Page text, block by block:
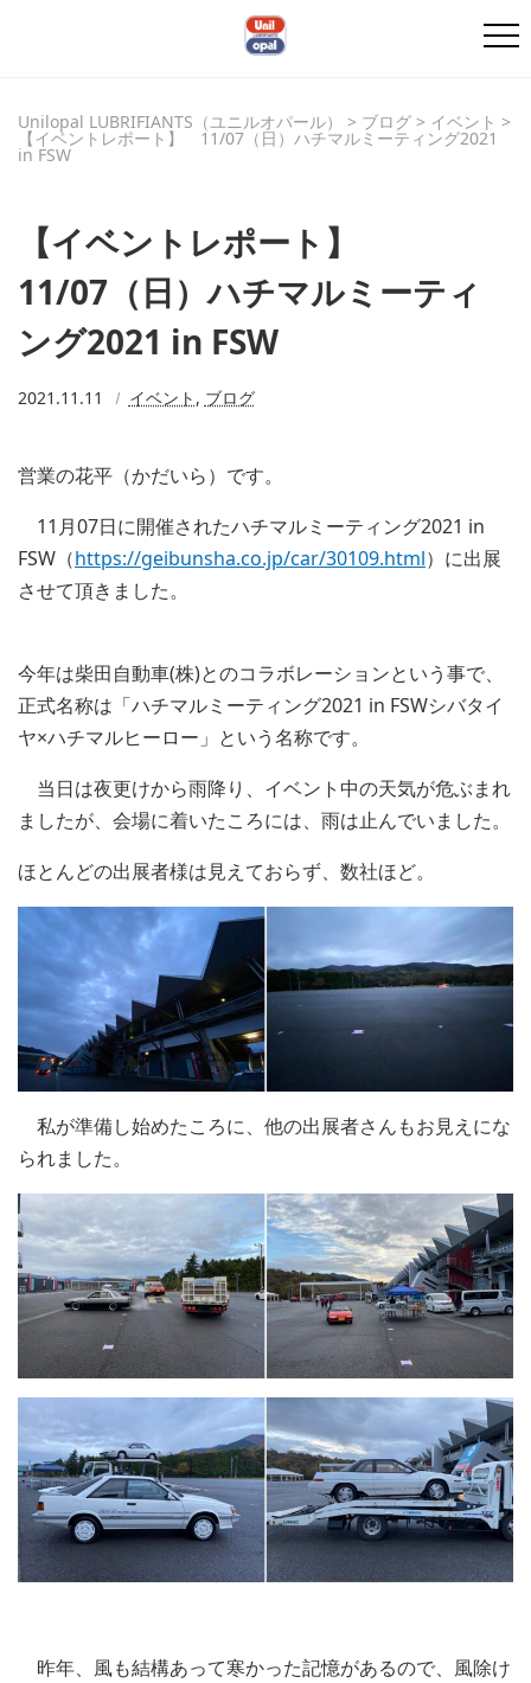
Unilopal LUBRIFIANTS（ユニルオパール） > ブログ > イベント >
【イベントレポート】 11/07（日）ハチマルミーティング2021
in FSW
【イベントレポート】
11/07（日）ハチマルミーティ
ング2021 in FSW
2021.11.11 イベント , ブログ
営業の花平（かだいら）です。
11月07日に開催されたハチマルミーティング2021 in
FSW（https://geibunsha.co.jp/car/30109.html）に出展
させて頂きました。
今年は柴田自動車(株)とのコラボレーションという事で、
正式名称は「ハチマルミーティング2021 in FSWシバタイ
ヤ×ハチマルヒーロー」という名称です。
当日は夜更けから雨降り、イベント中の天気が危ぶまれ
ましたが、会場に着いたころには、雨は止んでいました。
ほとんどの出展者様は見えておらず、数社ほど。
私が準備し始めたころに、他の出展者さんもお見えにな
られました。
昨年、風も結構あって寒かった記憶があるので、風除け